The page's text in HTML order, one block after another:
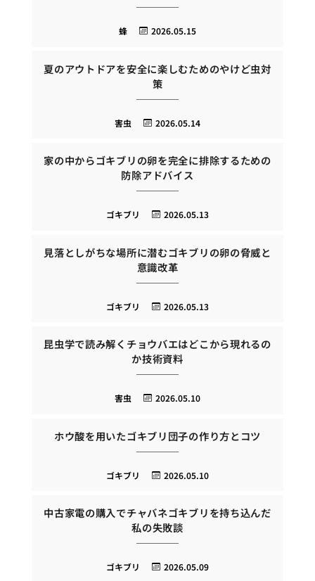
2026.05.15
蜂
夏のアウトドアを安全に楽しむためのやけど虫対
策
2026.05.14
害虫
家の中からゴキブリの卵を完全に排除するための
防除アドバイス
2026.05.13
ゴキブリ
見落としがちな場所に潜むゴキブリの卵の脅威と
意識改革
2026.05.13
ゴキブリ
昆虫学で読み解くチョウバエはどこから現れるの
か技術資料
2026.05.10
害虫
ホウ酸を用いたゴキブリ団子の作り方とコツ
2026.05.10
ゴキブリ
中古家電の購入でチャバネゴキブリを持ち込んだ
私の失敗談
2026.05.09
ゴキブリ